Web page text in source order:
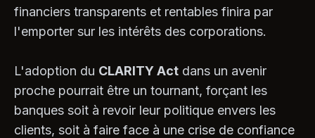
financiers transparents et rentables finira par
l'emporter sur les intérêts des corporations.
L'adoption du CLARITY Act dans un avenir
proche pourrait être un tournant, forçant les
banques soit à revoir leur politique envers les
clients, soit à faire face à une crise de confiance